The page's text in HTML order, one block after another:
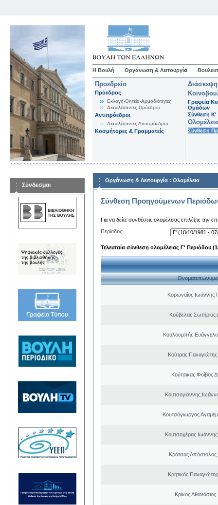
Η Βουλή Οργάνωση & Λειτουργία
Προεδρείο
Πρόεδρος
Εκλογή-Θητεία-Αρμοδιότητες
Διατελέσαντες Πρόεδροι
Αντιπρόεδροι
Διατελέσαντες Αντιπρόεδροι
Κοσμήτορες & Γραμματείς
Γραφεία
Ομάδων
Σύνθεση K'
Σύνθεση
Σύνδεσμοι
Οργάνωση & Λειτουργία : Ολομέλεια
Σύνθεση Προηγούμενων
Για να δείτε συνθέσεις ολομέλειας επιλέξτε την
Περίοδος:
Τελευταία σύνθεση ολομέλειας Γ' Περιόδου
Ονοματεπώνυμο
Κορωναίος Ιωάννης
Κούβελας Σωτήριος
Κουλουμπής
Κούτρας Παναγιώτης
Κούτσικας Φοίβος
Κουτσογιάννης
Κουτσόγιωργας
Κουτσοχέρας
Κράτσας Απόστολος
Κρητικός
Κρίκος